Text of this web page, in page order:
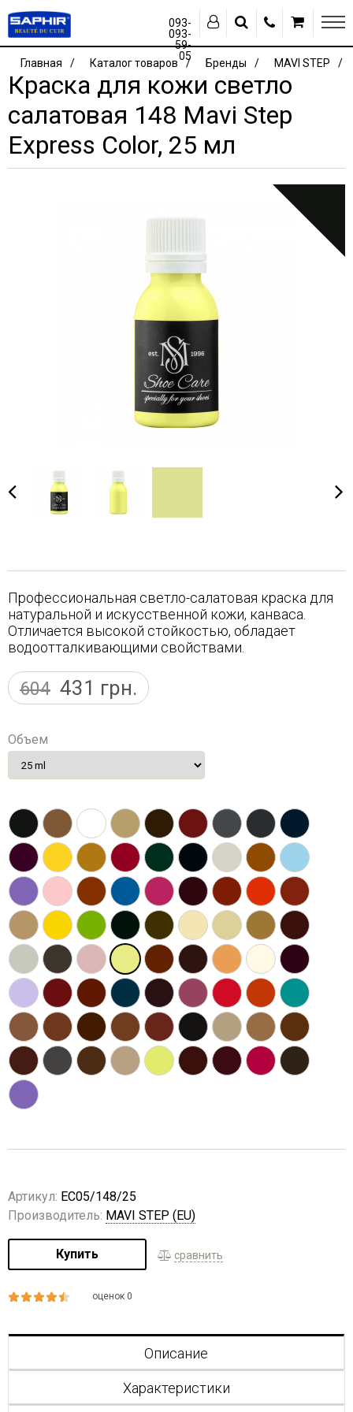
093-
093-
59-
05
Главная Каталог товаров Бренды MAVI STEP
Краска для кожи светло
салатовая 148 Mavi Step
Express Color, 25 мл
Профессиональная светло-салатовая краска для
натуральной и искусственной кожи, канваса.
Отличается высокой стойкостью, обладает
водоотталкивающими свойствами.
604 431 грн.
Объем
Артикул: EC05/148/25
Производитель: MAVI STEP (EU)
Купить сравнить
оценок 0
Описание
Характеристики